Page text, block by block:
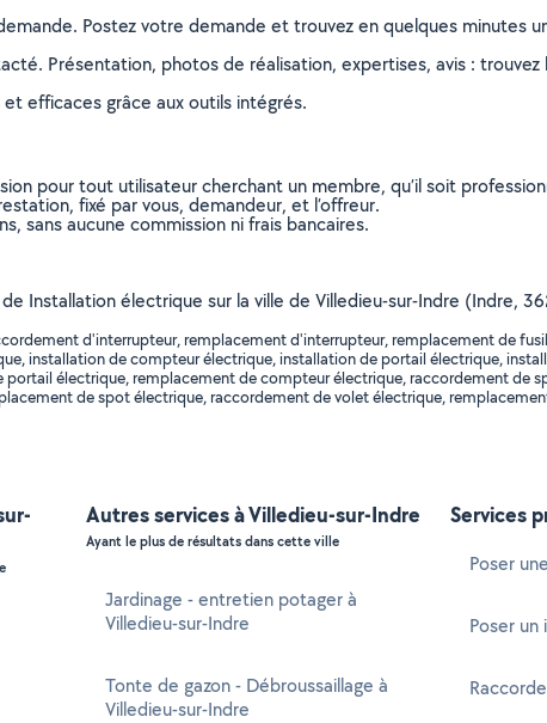
Postez votre demande et trouvez en quelques minutes
Présentation, photos de réalisation, expertises, avis :
efficaces grâce aux outils intégrés.
pour tout utilisateur cherchant un membre, qu’il soit
fixé par vous, demandeur, et l’offreur.
sans aucune commission ni frais bancaires.
Installation électrique sur la ville de Villedieu-sur-Indre (Indre,
d'interrupteur, remplacement d'interrupteur, remplacement de
installation de compteur électrique, installation de portail électrique,
électrique, remplacement de compteur électrique, raccordement de
de spot électrique, raccordement de volet électrique,
Autres services à Villedieu-sur-Indre
Ayant le plus de résultats dans cette ville
Jardinage - entretien potager à
Villedieu-sur-Indre
Tonte de gazon - Débroussaillage à
Villedieu-sur-Indre
Services
Poser
Poser